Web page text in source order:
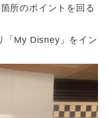
所のポイントを回る
「My Disney」をイン